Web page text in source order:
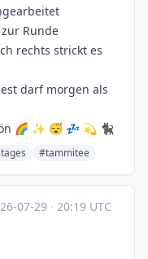
Runde
rechts strickt es
darf morgen als
🌈 ✨ 😴 💤 💫 🐈‍⬛
#tammitee
07-29 · 20:19 UTC